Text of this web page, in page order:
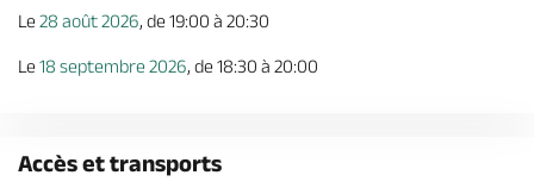
Le28 août 2026, de 19:00 à 20:30
Le18 septembre 2026, de 18:30 à 20:00
Accès et transports